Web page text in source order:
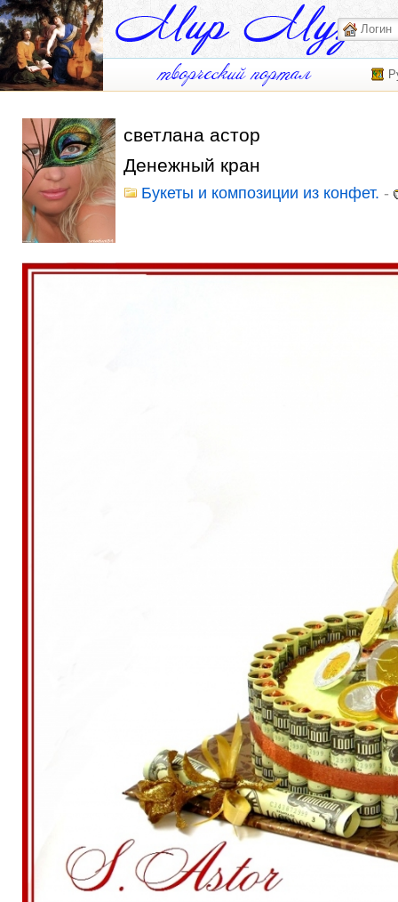
светлана астор
Денежный кран
Букеты и композиции из конфет. -